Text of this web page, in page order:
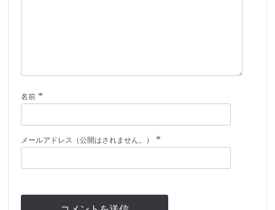
名前 *
メールアドレス（公開はされません。） *